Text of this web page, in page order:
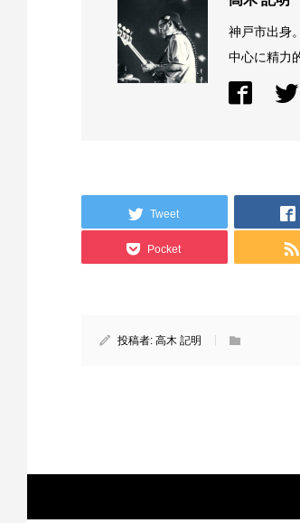
神戸市出身
中心に精力
Tweet
Pocket
投稿者:高木 記明